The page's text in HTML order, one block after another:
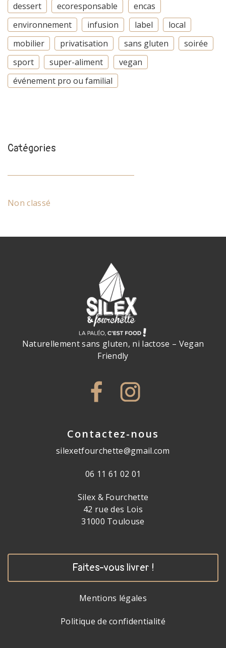
dessert
ecoresponsable
encas
environnement
infusion label
local
mobilier
privatisation sans gluten
soirée
sport
super-aliment
vegan
événement pro ou familial
Catégories
Non classé
Naturellement sans gluten, ni lactose – Vegan
Friendly
Contactez-nous
silexetfourchette@gmail.com
06 11 61 02 01
Silex & Fourchette
42 rue des Lois
31000 Toulouse
Faites-vous livrer !
Mentions légales
Politique de confidentialité